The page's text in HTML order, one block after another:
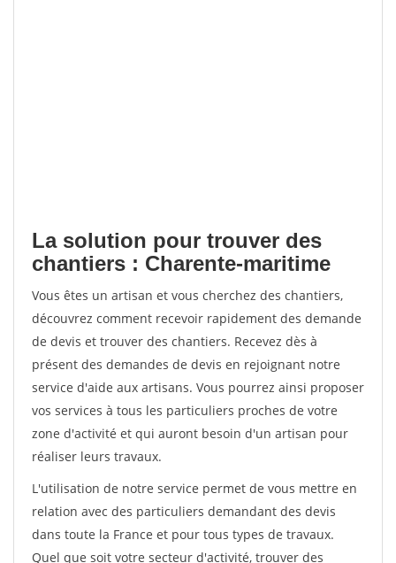
La solution pour trouver des
chantiers : Charente-maritime
Vous êtes un artisan et vous cherchez des chantiers,
découvrez comment recevoir rapidement des demande
de devis et trouver des chantiers. Recevez dès à
présent des demandes de devis en rejoignant notre
service d'aide aux artisans. Vous pourrez ainsi proposer
vos services à tous les particuliers proches de votre
zone d'activité et qui auront besoin d'un artisan pour
réaliser leurs travaux.
L'utilisation de notre service permet de vous mettre en
relation avec des particuliers demandant des devis
dans toute la France et pour tous types de travaux.
Quel que soit votre secteur d'activité, trouver des